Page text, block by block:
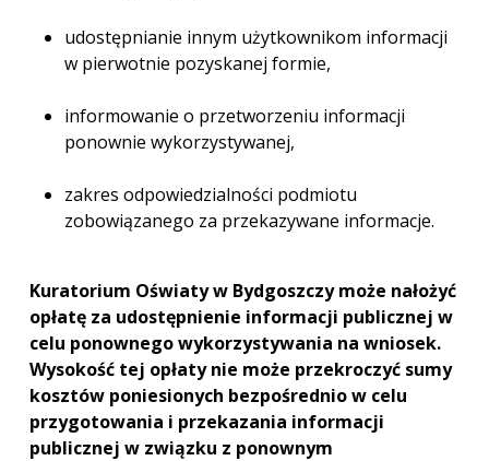
udostępnianie innym użytkownikom informacji
w pierwotnie pozyskanej formie,
informowanie o przetworzeniu informacji
ponownie wykorzystywanej,
zakres odpowiedzialności podmiotu
zobowiązanego za przekazywane informacje.
Kuratorium Oświaty w Bydgoszczy może nałożyć
opłatę za udostępnienie informacji publicznej w
celu ponownego wykorzystywania na wniosek.
Wysokość tej opłaty nie może przekroczyć sumy
kosztów poniesionych bezpośrednio w celu
przygotowania i przekazania informacji
publicznej w związku z ponownym